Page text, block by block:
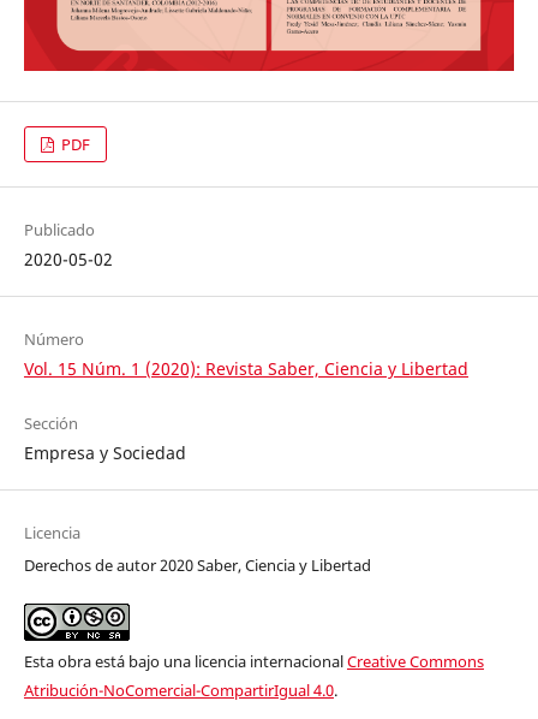
PDF
Publicado
2020-05-02
Número
Vol. 15 Núm. 1 (2020): Revista Saber, Ciencia y Libertad
Sección
Empresa y Sociedad
Licencia
Derechos de autor 2020 Saber, Ciencia y Libertad
Esta obra está bajo una licencia internacionalCreative Commons
Atribución-NoComercial-CompartirIgual 4.0.